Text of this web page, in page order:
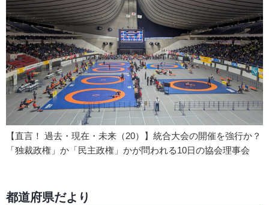
【直言！ 過去・現在・未来（20）】統合大会の開催を強行か？
「独裁政権」か「民主政権」かが問われる10日の協会理事会
都道府県だより